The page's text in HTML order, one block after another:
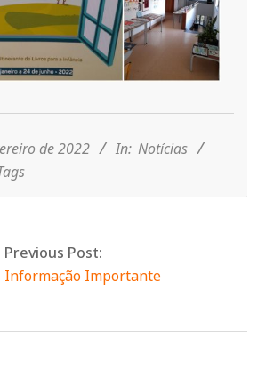
de 2022 In: Notícias
Previous Post:
Informação Importante